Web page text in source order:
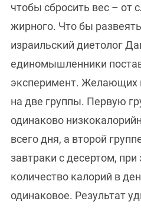
чтобы сбросить вес – от
жирного. Что бы
израильский диетолог
единомышленники
эксперимент. Желающих
на две группы. Первую
одинаково
всего дня, а второй
завтраки с десертом,
количество калорий в
одинаковое. Результат